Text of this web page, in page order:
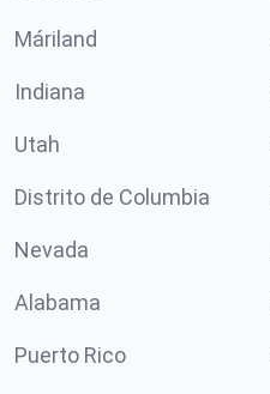
Máriland
Indiana
Utah
Distrito de Columbia
Nevada
Alabama
Puerto Rico